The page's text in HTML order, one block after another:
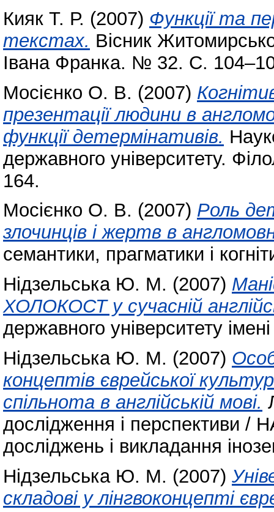
Кияк Т. Р. (2007) Функції та
текстах. Вісник
Івана Франка. № 32. С.
Мосієнко О. В. (2007)
презентації людини в
функції детермінативів.
державного університету.
164.
Мосієнко О. В. (2007) Роль
злочинців і жертв в
семантики, прагматики і
Нідзельська Ю. М. (2007)
ХОЛОКОСТ у сучасній
державного університету
Нідзельська Ю. М. (2007)
концептів єврейської
спільнота в англійській мові.
дослідження і перспективи /
досліджень і викладання
Нідзельська Ю. М. (2007)
складові у лінгвоконцепті